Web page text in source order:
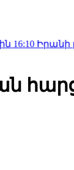
բանակ․